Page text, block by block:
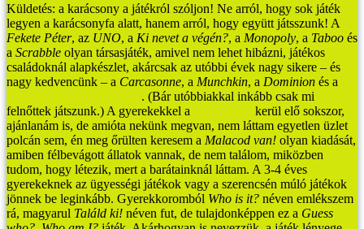
Küldetés: a karácsony a játékról szóljon! Ne arról, hogy sok játék
legyen a karácsonyfa alatt, hanem arról, hogy együtt játsszunk! A
Fekete Péter, az UNO, a Ki nevet a végén?, a Monopoly, a Taboo és
a Scrabble olyan társasjáték, amivel nem lehet hibázni, játékos
családoknál alapkészlet, akárcsak az utóbbi évek nagy sikere – és
nagy kedvencünk – a Carcasonne, a Munchkin, a Dominion és a
. (Bár utóbbiakkal inkább csak mi
felnőttek játszunk.) A gyerekekkel a
kerül elő sokszor,
ajánlanám is, de amióta nekünk megvan, nem láttam egyetlen üzlet
polcán sem, én meg őrülten keresem a Malacod van! olyan kiadását,
amiben félbevágott állatok vannak, de nem találom, miközben
tudom, hogy létezik, mert a barátainknál láttam. A 3-4 éves
gyerekeknek az ügyességi játékok vagy a szerencsén múló játékok
jönnek be leginkább. Gyerekkoromból Who is it? néven emlékszem
rá, magyarul Találd ki! néven fut, de tulajdonképpen ez a Guess